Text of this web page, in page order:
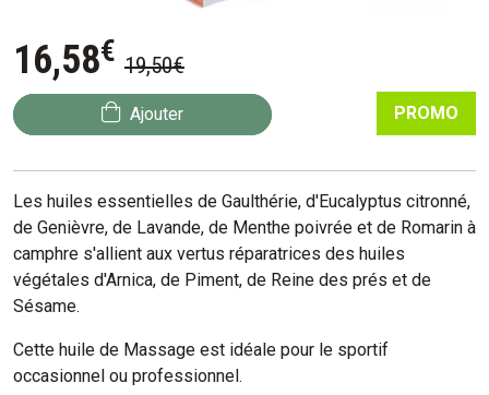
16,58€ 19,50€
Ajouter PROMO
Les huiles essentielles de Gaulthérie, d'Eucalyptus citronné,
de Genièvre, de Lavande, de Menthe poivrée et de Romarin à
camphre s'allient aux vertus réparatrices des huiles
végétales d'Arnica, de Piment, de Reine des prés et de
Sésame.
Cette huile de Massage est idéale pour le sportif
occasionnel ou professionnel.